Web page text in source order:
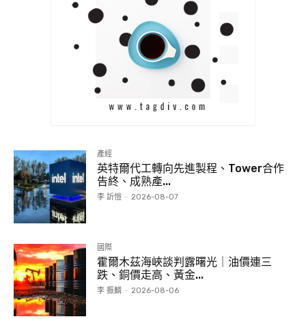
產經
英特爾代工轉向先進製程、Tower合作
告終、成熟產...
李 訢愷 - 2026-08-07
國際
霍爾木茲海峽談判露曙光｜油價連三
跌、銅價走高、黃金...
李 振麟 - 2026-08-06